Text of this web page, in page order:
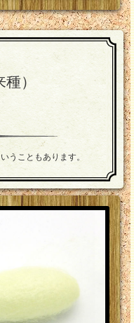
種）
うこともあります。